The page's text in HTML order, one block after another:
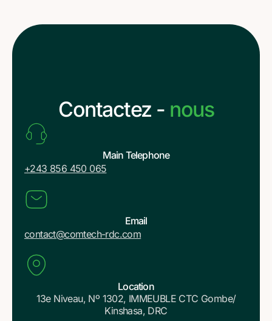
Contactez - nous
Main Telephone
+243 856 450 065
Email
contact@comtech-rdc.com
Location
13e Niveau, Nº 1302, IMMEUBLE CTC Gombe/
Kinshasa, DRC